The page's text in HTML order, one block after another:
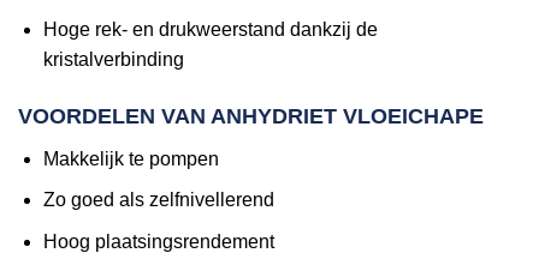
Hoge rek- en drukweerstand dankzij de
kristalverbinding
VOORDELEN VAN ANHYDRIET VLOEICHAPE
Makkelijk te pompen
Zo goed als zelfnivellerend
Hoog plaatsingsrendement